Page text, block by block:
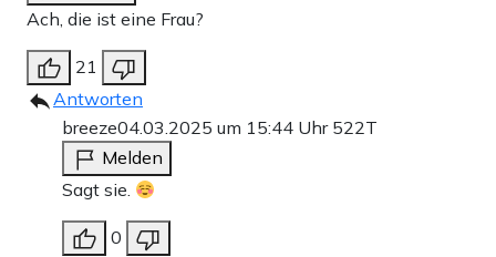
Ach, die ist eine Frau?
21
Antworten
breeze04.03.2025 um 15:44 Uhr 522T
Melden
Sagt sie.
0